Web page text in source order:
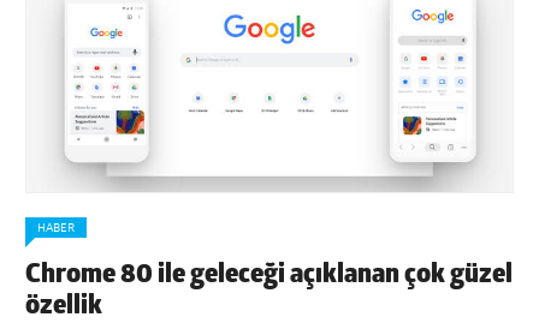
HABER
Chrome 80 ile geleceği açıklanan çok güzel
özellik